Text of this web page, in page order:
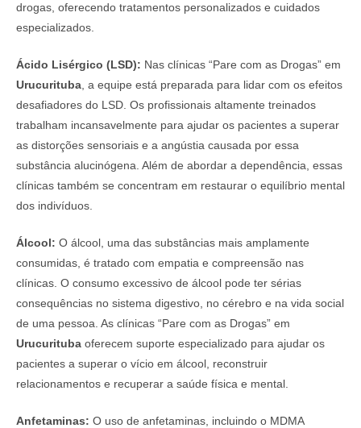
drogas, oferecendo tratamentos personalizados e cuidados
especializados.
Ácido Lisérgico (LSD): Nas clínicas “Pare com as Drogas” em
Urucurituba , a equipe está preparada para lidar com os efeitos
desafiadores do LSD. Os profissionais altamente treinados
trabalham incansavelmente para ajudar os pacientes a superar
as distorções sensoriais e a angústia causada por essa
substância alucinógena. Além de abordar a dependência, essas
clínicas também se concentram em restaurar o equilíbrio mental
dos indivíduos.
Álcool: O álcool, uma das substâncias mais amplamente
consumidas, é tratado com empatia e compreensão nas
clínicas. O consumo excessivo de álcool pode ter sérias
consequências no sistema digestivo, no cérebro e na vida social
de uma pessoa. As clínicas “Pare com as Drogas” em
Urucurituba oferecem suporte especializado para ajudar os
pacientes a superar o vício em álcool, reconstruir
relacionamentos e recuperar a saúde física e mental.
Anfetaminas: O uso de anfetaminas, incluindo o MDMA